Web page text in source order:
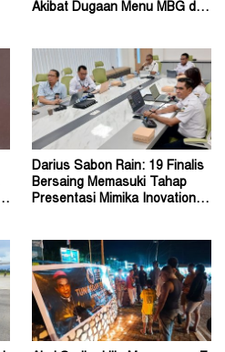
Akibat Dugaan Menu MBG di
Darius Sabon Rain: 19 Finalis
Bersaing Memasuki Tahap
Presentasi Mimika Inovation